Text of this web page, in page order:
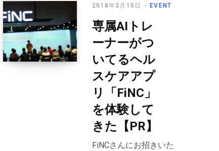
EVENT
2018年3月15日
専属AIトレ
ーナーがつ
いてるヘル
スケアアプ
リ「FiNC」
を体験して
きた【PR】
FiNCさんにお招きいた